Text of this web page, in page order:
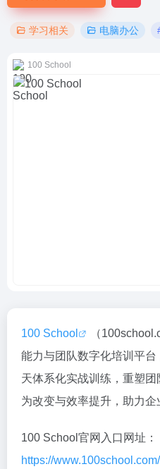
学习相关 电脑办公
100 School
100 School
（
能力与团队数字化培训平
天体系化实战训练，重塑
为改变与效率提升，助力企
100 School官网入口网址：
https://www.100school.com/